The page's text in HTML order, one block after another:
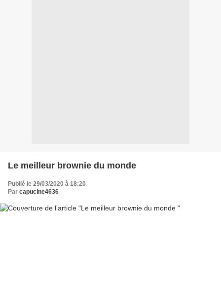
Le meilleur brownie du monde
Publié le 29/03/2020 à 18:20
Par capucine4636